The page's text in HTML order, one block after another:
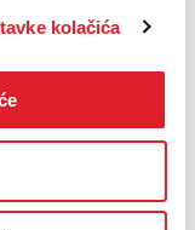
kolačića